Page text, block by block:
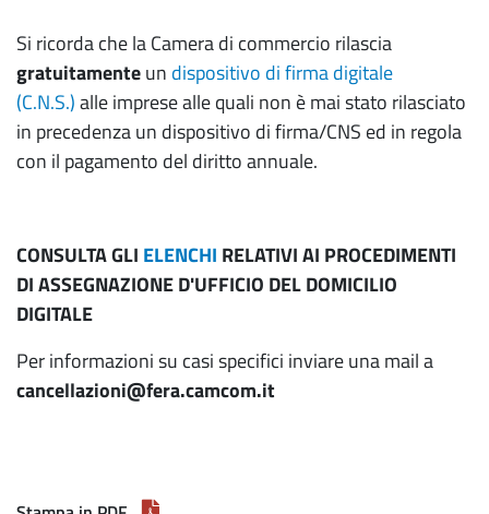
Si ricorda che la Camera di commercio rilascia
gratuitamenteun dispositivo di firma digitale
(C.N.S.)alle imprese alle quali non è mai stato rilasciato
in precedenza un dispositivo di firma/CNS ed in regola
con il pagamento del diritto annuale.
CONSULTA GLI ELENCHI RELATIVI AI PROCEDIMENTI
DI ASSEGNAZIONE D'UFFICIO DEL DOMICILIO
DIGITALE
Per informazioni su casi specifici inviare una mail a
cancellazioni@fera.camcom.it